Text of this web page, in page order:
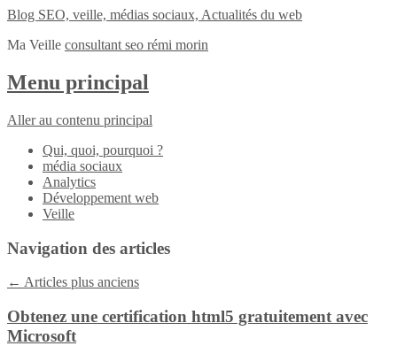
Blog SEO, veille, médias sociaux, Actualités du web
Ma Veille consultant seo rémi morin
Menu principal
Aller au contenu principal
Qui, quoi, pourquoi ?
média sociaux
Analytics
Développement web
Veille
Navigation des articles
← Articles plus anciens
Obtenez une certification html5 gratuitement avec
Microsoft